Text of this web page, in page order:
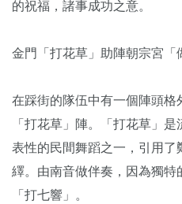
的祝福，諸事成功之意。
金門「打花草」助陣朝宗宮「
在踩街的隊伍中有一個陣頭格
「打花草」陣。「打花草」
表性的民間舞蹈之一，引用
繹。由南音做伴奏，因為獨
「打七響」。